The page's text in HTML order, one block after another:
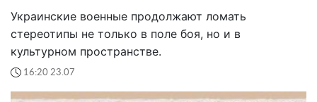
Украинские военные продолжают ломать
стереотипы не только в поле боя, но и в
культурном пространстве.
16:20 23.07